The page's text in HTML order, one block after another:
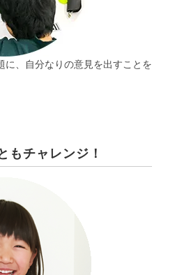
に、自分なりの意見を出すことを
もチャレンジ！